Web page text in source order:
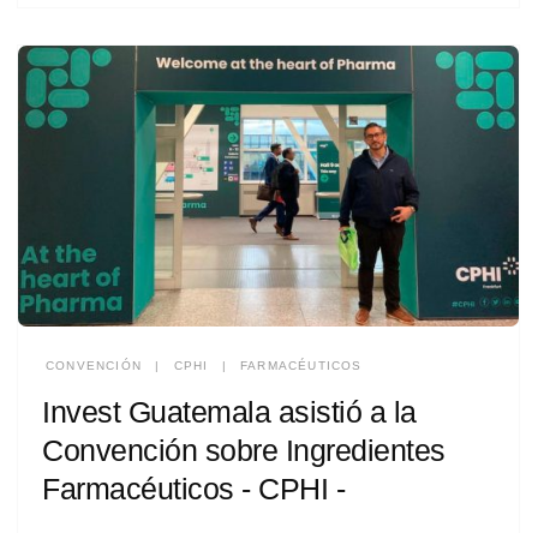
CONVENCIÓN CPHI FARMACÉUTICOS
Invest Guatemala asistió a la
Convención sobre Ingredientes
Farmacéuticos - CPHI -